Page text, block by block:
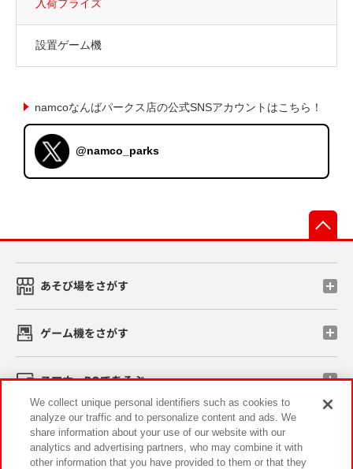
入荷プライズ
設置ゲーム機
namcoなんばパークス店の公式SNSアカウントはこちら！
@namco_parks
あそび場をさがす
ゲーム機をさがす
スマホ・PCであそぶ
イベント・キャンペーン
We collect unique personal identifiers such as cookies to
analyze our traffic and to personalize content and ads. We
share information about your use of our website with our
analytics and advertising partners, who may combine it with
other information that you have provided to them or that they